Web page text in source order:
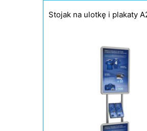
Stojak na ulotkę i plakaty